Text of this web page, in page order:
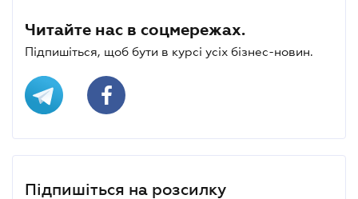
Читайте нас в соцмережах.
Підпишіться, щоб бути в курсі усіх бізнес-новин.
Підпишіться на розсилку